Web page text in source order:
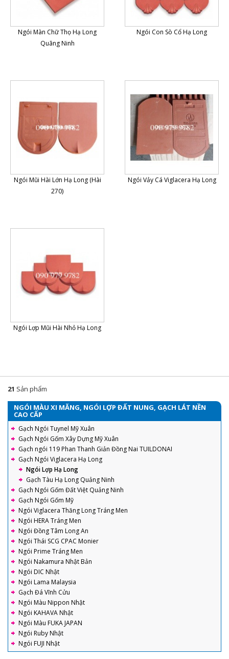
Ngói Màn Chữ Thọ Hạ Long
Quãng Ninh
Ngói Con Sò Cổ Hạ Long
Ngói Mũi Hài Lớn Hạ Long (Hài
270)
Ngói Vảy Cá Viglacera Hạ Long
Ngói Lợp Mũi Hài Nhỏ Hạ Long
21 Sản phẩm
NGÓI MÀU XI MĂNG, NGÓI LỢP ĐẤT NUNG, GẠCH LÁT NỀN
CAO CẤP
Gạch Ngói Tuynel Mỹ Xuân
Gạch Ngói Gốm Xây Dựng Mỹ Xuân
Gạch ngói 119 Phan Thanh Giản Đồng Nai TUILDONAI
Gạch Ngói Viglacera Hạ Long
Ngói Lợp Hạ Long
Gạch Tàu Hạ Long Quảng Ninh
Gạch Ngói Gốm Đất Việt Quảng Ninh
Gạch Ngói Gốm Mỹ
Ngói Viglacera Thăng Long Tráng Men
Ngói HERA Tráng Men
Ngói Đồng Tâm Long An
Ngói Thái SCG CPAC Monier
Ngói Prime Tráng Men
Ngói Nakamura Nhật Bản
Ngói DIC Nhật
Ngói Lama Malaysia
Gạch Đá Vĩnh Cửu
Ngói Màu Nippon Nhật
Ngói KAHAVA Nhật
Ngói Màu FUKA JAPAN
Ngói Ruby Nhật
Ngói FUJI Nhật